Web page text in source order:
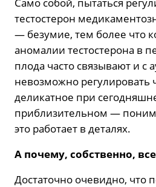
тестостерон
— безумие, тем более что
аномалии тестостерона в
плода часто связывают и с
невозможно регулировать
деликатное при
приблизительном —
это работает в деталях.
А почему, собственно,
Достаточно очевидно, что